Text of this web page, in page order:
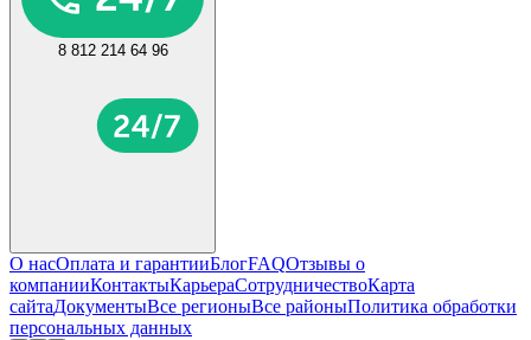
8 812 214 64 96
О насОплата и гарантииБлогFAQОтзывы о
компанииКонтактыКарьераСотрудничествоКарта
сайтаДокументыВсе регионыВсе районыПолитика обработки
персональных данных